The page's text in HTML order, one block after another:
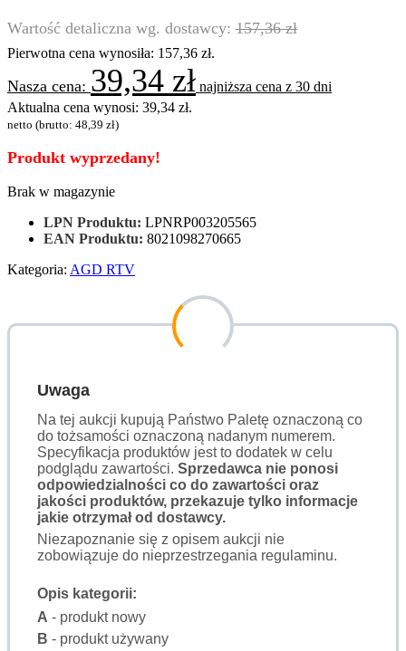
157,36zł
Pierwotna cena wynosiła: 157,36 zł.
39,34 zł najniższa cena z 30 dni
Aktualna cena wynosi: 39,34 zł.
netto (brutto: 48,39 zł)
Produkt wyprzedany!
Brak w magazynie
LPN Produktu: LPNRP003205565
EAN Produktu: 8021098270665
Kategoria: AGD RTV
Uwaga
Na tej aukcji kupują Państwo Paletę oznaczoną co
do tożsamości oznaczoną nadanym numerem.
Specyfikacja produktów jest to dodatek w celu
podglądu zawartości. Sprzedawca nie ponosi
odpowiedzialności co do zawartości oraz
jakości produktów, przekazuje tylko informacje
jakie otrzymał od dostawcy.
Niezapoznanie się z opisem aukcji nie
zobowiązuje do nieprzestrzegania regulaminu.
Opis kategorii:
A - produkt nowy
B - produkt używany